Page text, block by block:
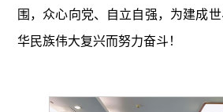
围，众心向党、自立自强，为建成
华民族伟大复兴而努力奋斗！